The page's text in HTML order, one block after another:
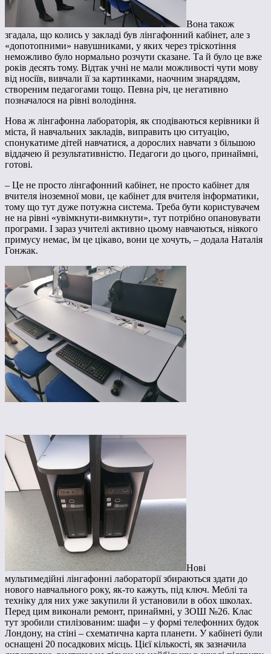
Вона також
згадала, що колись у закладі був лінгафонний кабінет, але з
«допотопними» навушниками, у яких через тріскотіння
неможливо було нормально розчути сказане. Та й було це вже
років десять тому. Відтак учні не мали можливості чути мову
від носіїв, вивчали її за картинками, наочним знаряддям,
створеним педагогами тощо. Певна річ, це негативно
позначалося на рівні володіння.
Нова ж лінгафонна лабораторія, як сподіваються керівники й
міста, й навчальних закладів, виправить цю ситуацію,
спонукатиме дітей навчатися, а дорослих навчати з більшою
віддачею й результативністю. Педагоги до цього, принаймні,
готові.
– Це не просто лінгафонний кабінет, не просто кабінет для
вчителя іноземної мови, це кабінет для вчителя інформатики,
тому що тут дуже потужна система. Треба бути користувачем
не на рівні «увімкнути-вимкнути», тут потрібно опановувати
програми. І зараз учителі активно цьому навчаються, ніякого
примусу немає, їм це цікаво, вони це хочуть, – додала Наталія
Гонжак.
Нові
мультимедійні лінгафонні лабораторії збираються здати до
нового навчального року, як-то кажуть, під ключ. Меблі та
техніку для них уже закупили й установили в обох школах.
Перед цим виконали ремонт, принаймні, у ЗОШ №26. Клас
тут зробили стилізованим: шафи – у формі телефонних будок
Лондону, на стіні – схематична карта планети. У кабінеті були
оснащені 20 посадкових місць. Цієї кількості, як зазначила